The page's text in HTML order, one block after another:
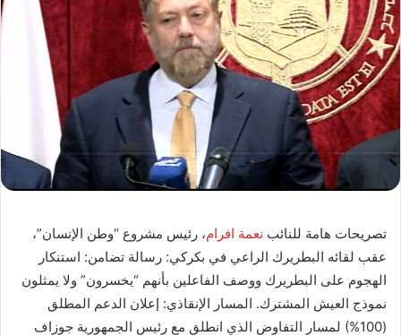
تصريحات هامة للنائب نعمة افرام، رئيس مشروع “وطن الإنسان”،
عقب لقائه البطريرك الراعي في بكركي: رسالة تضامن: استنكار
الهجوم على البطريرك ووصف الفاعلين بأنهم “يخسرون” ولا يمثلون
نموذج العيش المشترك. المسار الإنقاذي: إعلان الدعم المطلق
(100%) لمسار التفاوض الذي انطلق مع رئيس الجمهورية جوزاف